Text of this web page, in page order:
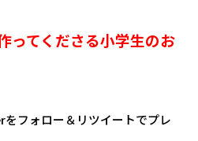
ってくださる小学生のお
をフォロー＆リツイートでプレ